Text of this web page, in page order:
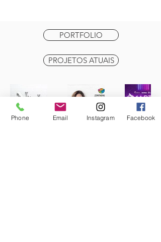
PORTFOLIO
PROJETOS ATUAIS
Phone Email Instagram Facebook